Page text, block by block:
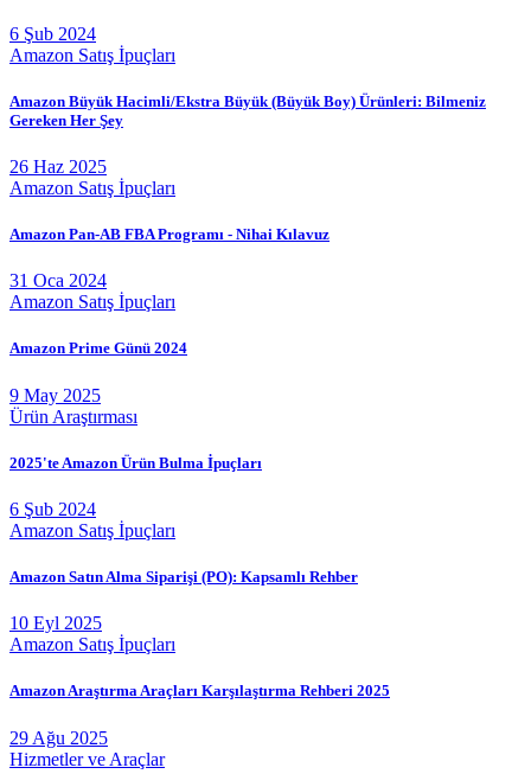
6 Şub 2024
Amazon Satış İpuçları
Amazon Büyük Hacimli/Ekstra Büyük (Büyük Boy) Ürünleri: Bilmeniz
Gereken Her Şey
26 Haz 2025
Amazon Satış İpuçları
Amazon Pan-AB FBA Programı - Nihai Kılavuz
31 Oca 2024
Amazon Satış İpuçları
Amazon Prime Günü 2024
9 May 2025
Ürün Araştırması
2025'te Amazon Ürün Bulma İpuçları
6 Şub 2024
Amazon Satış İpuçları
Amazon Satın Alma Siparişi (PO): Kapsamlı Rehber
10 Eyl 2025
Amazon Satış İpuçları
Amazon Araştırma Araçları Karşılaştırma Rehberi 2025
29 Ağu 2025
Hizmetler ve Araçlar